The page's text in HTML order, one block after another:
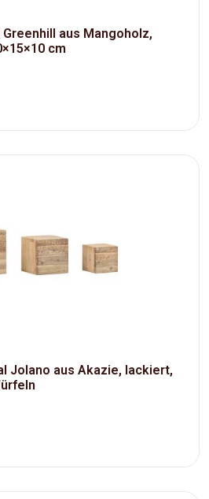
aus Mangoholz,
cm
Jolano aus Akazie, lackiert,